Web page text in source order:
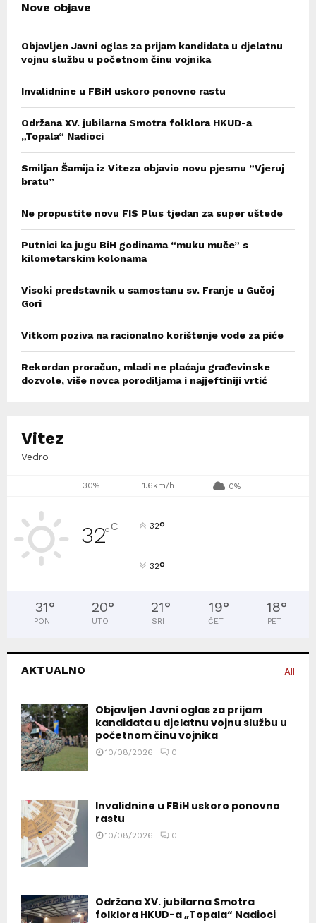
Nove objave
Objavljen Javni oglas za prijam kandidata u djelatnu
vojnu službu u početnom činu vojnika
Invalidnine u FBiH uskoro ponovno rastu
Održana XV. jubilarna Smotra folklora HKUD-a
„Topala“ Nadioci
Smiljan Šamija iz Viteza objavio novu pjesmu ”Vjeruj
bratu”
Ne propustite novu FIS Plus tjedan za super uštede
Putnici ka jugu BiH godinama “muku muče” s
kilometarskim kolonama
Visoki predstavnik u samostanu sv. Franje u Gučoj
Gori
Vitkom poziva na racionalno korištenje vode za piće
Rekordan proračun, mladi ne plaćaju građevinske
dozvole, više novca porodiljama i najjeftiniji vrtić
Vitez
Vedro
30% 1.6km/h 0%
32°C 32°
32°
31°
PON
20°
UTO
21°
SRI
19°
ČET
18°
PET
AKTUALNO All
Objavljen Javni oglas za prijam
kandidata u djelatnu vojnu službu u
početnom činu vojnika
10/08/2026 0
Invalidnine u FBiH uskoro ponovno
rastu
10/08/2026 0
Održana XV. jubilarna Smotra
folklora HKUD-a „Topala“ Nadioci